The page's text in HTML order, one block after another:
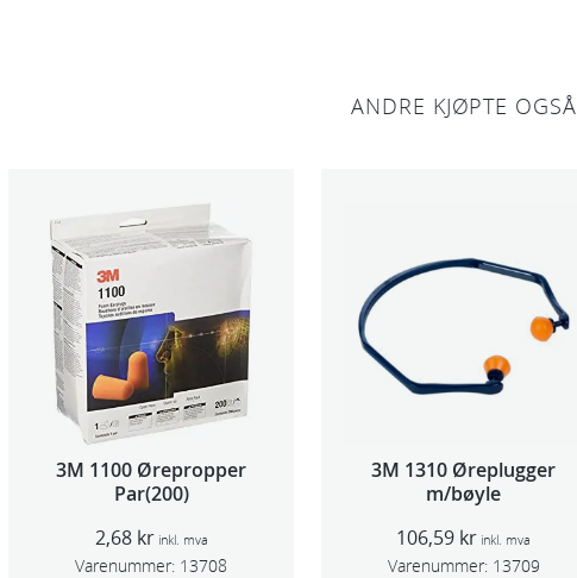
ANDRE KJØPTE OGSÅ
3M 1100 Ørepropper
Par(200)
2,68 kr inkl. mva
Varenummer: 13708
3M 1310 Øreplugger
m/bøyle
106,59 kr inkl. mva
Varenummer: 13709